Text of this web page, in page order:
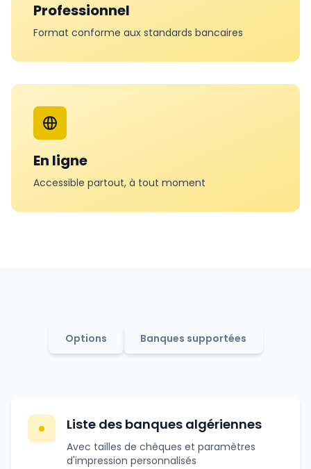
Professionnel
Format conforme aux standards bancaires
En ligne
Accessible partout, à tout moment
Options Banques supportées
Liste des banques algériennes
Avec tailles de chèques et paramètres
d'impression personnalisés